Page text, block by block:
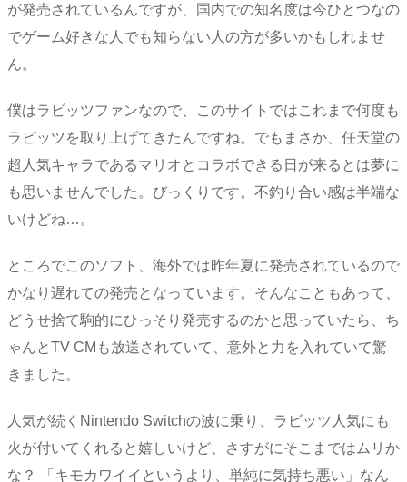
が発売されているんですが、国内での知名度は今ひとつなの
でゲーム好きな人でも知らない人の方が多いかもしれませ
ん。
僕はラビッツファンなので、このサイトではこれまで何度も
ラビッツを取り上げてきたんですね。でもまさか、任天堂の
超人気キャラであるマリオとコラボできる日が来るとは夢に
も思いませんでした。びっくりです。不釣り合い感は半端な
いけどね…。
ところでこのソフト、海外では昨年夏に発売されているので
かなり遅れての発売となっています。そんなこともあって、
どうせ捨て駒的にひっそり発売するのかと思っていたら、ち
ゃんとTV CMも放送されていて、意外と力を入れていて驚
きました。
人気が続くNintendo Switchの波に乗り、ラビッツ人気にも
火が付いてくれると嬉しいけど、さすがにそこまではムリか
な？ 「キモカワイイというより、単純に気持ち悪い」なん